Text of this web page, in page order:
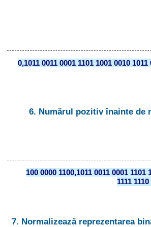
0,1011 0011 0001 1101 1001 0010 1011
6. Numărul pozitiv înainte de
100 0000 1100,1011 0011 0001 1101
1111
7. Normalizează reprezentarea